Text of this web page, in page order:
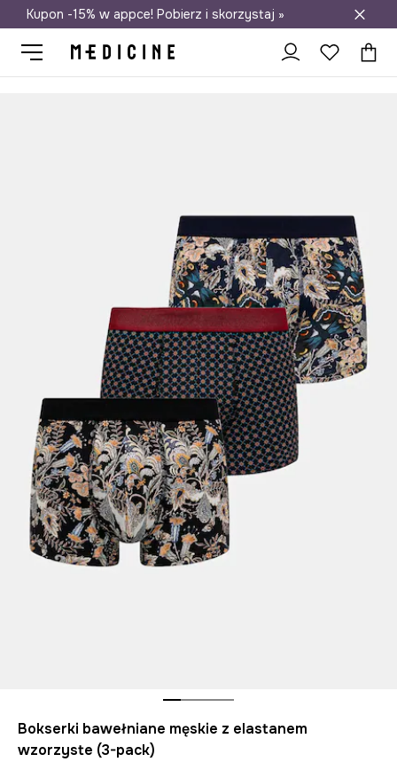
Darmowa dostawa do salonów
Kupon -15% w appce! Pobierz i skorzystaj »
Bokserki bawełniane męskie z elastanem
wzorzyste (3-pack)